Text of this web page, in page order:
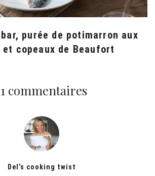
purée de potimarron aux
et copeaux de Beaufort
commentaires
Del’s cooking twist